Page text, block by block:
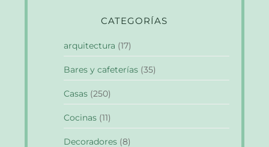
CATEGORÍAS
arquitectura (17)
Bares y cafeterías (35)
Casas (250)
Cocinas (11)
Decoradores (8)